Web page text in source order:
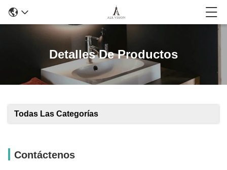
Detalles De Productos
Todas Las Categorías
Contáctenos